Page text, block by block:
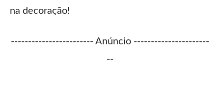
na decoração!
------------------------ Anúncio ----------------------
--